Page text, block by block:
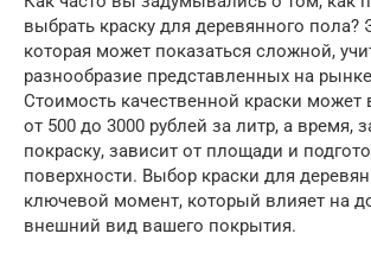
выбрать краску для деревянного пола?
которая может показаться сложной,
разнообразие представленных на
Стоимость качественной краски может
от 500 до 3000 рублей за литр, а время,
покраску, зависит от площади и
поверхности. Выбор краски для
ключевой момент, который влияет на
внешний вид вашего покрытия.